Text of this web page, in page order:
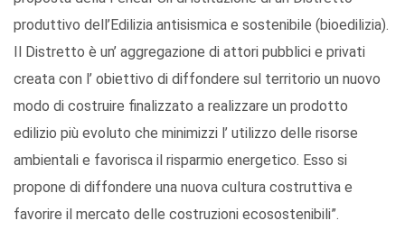
produttivo dell’Edilizia antisismica e sostenibile (bioedilizia).
Il Distretto è un’ aggregazione di attori pubblici e privati
creata con l’ obiettivo di diffondere sul territorio un nuovo
modo di costruire finalizzato a realizzare un prodotto
edilizio più evoluto che minimizzi l’ utilizzo delle risorse
ambientali e favorisca il risparmio energetico. Esso si
propone di diffondere una nuova cultura costruttiva e
favorire il mercato delle costruzioni ecosostenibili”.